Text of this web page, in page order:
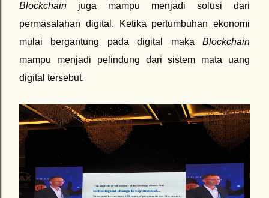
Blockchain juga mampu menjadi solusi dari
permasalahan digital. Ketika pertumbuhan ekonomi
mulai bergantung pada digital maka Blockchain
mampu menjadi pelindung dari sistem mata uang
digital tersebut.